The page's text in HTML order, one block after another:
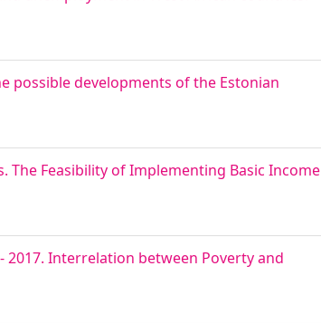
possible developments of the Estonian
The Feasibility of Implementing Basic Income
2017. Interrelation between Poverty and